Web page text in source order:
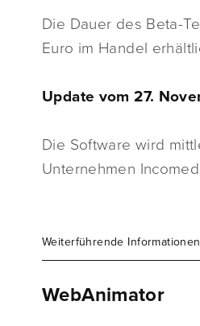
Die Dauer des Beta-
Euro im Handel
Update vom 27.
Die Software wird
Unternehmen
Weiterführende Informationen
WebAnimator